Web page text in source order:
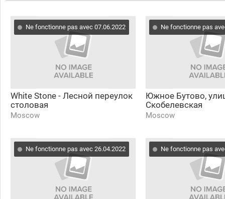
Ne fonctionne pas avec 07.06.2022
White Stone - Лесной переулок
столовая
Moscow
Ne fonctionne pas
Южное Бутово,
Скобелевская
Moscow
Ne fonctionne pas avec 26.04.2022 Ne fonctionne pas